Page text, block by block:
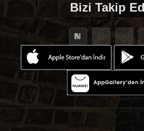
Bizi Takip